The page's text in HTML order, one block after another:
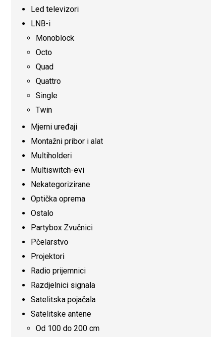
Led televizori
LNB-i
Monoblock
Octo
Quad
Quattro
Single
Twin
Mjerni uređaji
Montažni pribor i alat
Multiholderi
Multiswitch-evi
Nekategorizirane
Optička oprema
Ostalo
Partybox Zvučnici
Pčelarstvo
Projektori
Radio prijemnici
Razdjelnici signala
Satelitska pojačala
Satelitske antene
Od 100 do 200 cm